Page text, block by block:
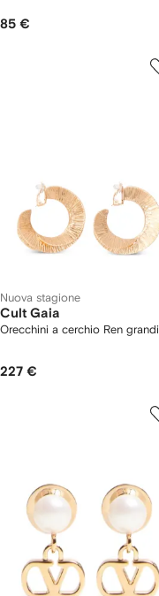
85 €
Nuova stagione
Cult Gaia
Orecchini a cerchio Ren grandi
227 €